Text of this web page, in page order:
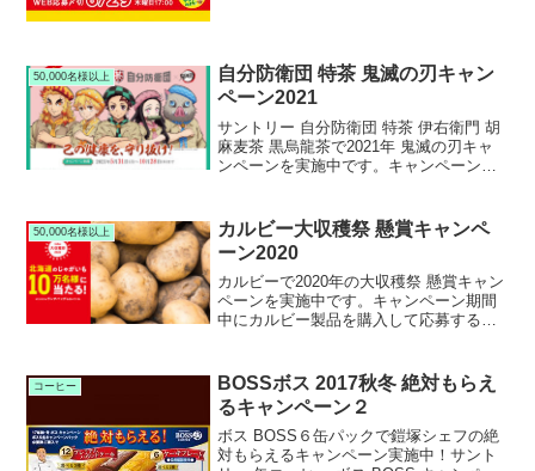
50,000名様以上
自分防衛団 特茶 鬼滅の刃キャン
ペーン2021
サントリー 自分防衛団 特茶 伊右衛門 胡
麻麦茶 黒烏龍茶で2021年 鬼滅の刃キャ
ンペーンを実施中です。キャンペーン期
や鬼滅の刃 数量限定ランチボックスがも
らえます。
50,000名様以上
カルビー大収穫祭 懸賞キャンペ
ーン2020
カルビーで2020年の大収穫祭 懸賞キャン
ペーンを実施中です。キャンペーン期間
中にカルビー製品を購入して応募する
す。
コーヒー
BOSSボス 2017秋冬 絶対もらえ
るキャンペーン２
ボス BOSS６缶パックで鎧塚シェフの絶
対もらえるキャンペーン実施中！サント